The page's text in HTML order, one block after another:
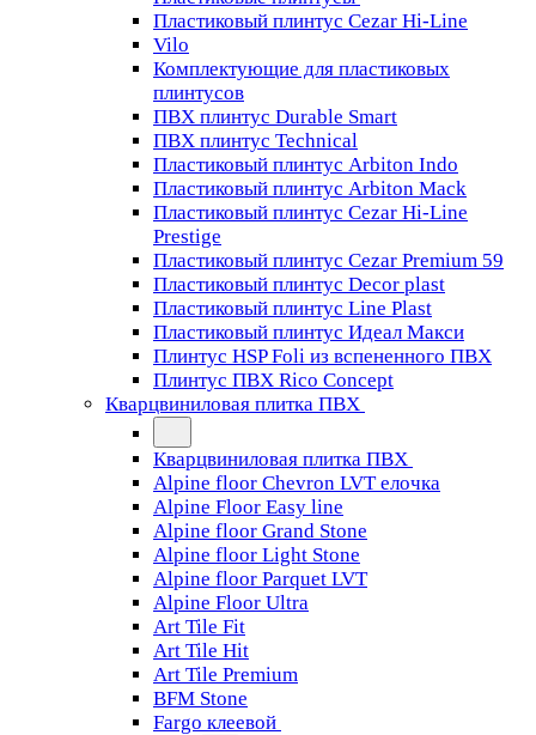
Пластиковый плинтус Cezar Hi-Line
Vilo
Комплектующие для пластиковых
плинтусов
ПВХ плинтус Durable Smart
ПВХ плинтус Technical
Пластиковый плинтус Arbiton Indo
Пластиковый плинтус Arbiton Mack
Пластиковый плинтус Cezar Hi-Line
Prestige
Пластиковый плинтус Cezar Premium 59
Пластиковый плинтус Decor plast
Пластиковый плинтус Line Plast
Пластиковый плинтус Идеал Макси
Плинтус HSP Foli из вспененного ПВХ
Плинтус ПВХ Rico Concept
Кварцвиниловая плитка ПВХ
Кварцвиниловая плитка ПВХ
Alpine floor Chevron LVT елочка
Alpine Floor Easy line
Alpine floor Grand Stone
Alpine floor Light Stone
Alpine floor Parquet LVT
Alpine Floor Ultra
Art Tile Fit
Art Tile Hit
Art Tile Premium
BFM Stone
Fargo клеевой